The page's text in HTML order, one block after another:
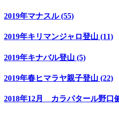
2019年マナスル (55)
2019年キリマンジャロ登山 (11)
2019年キナバル登山 (5)
2019年春ヒマラヤ親子登山 (22)
2018年12月 カラパタール野口